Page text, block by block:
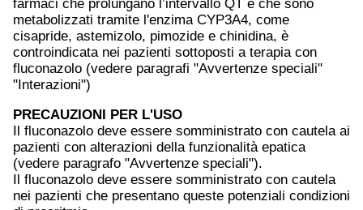
farmaci che prolungano l’intervallo QT e che sono
metabolizzati tramite l'enzima CYP3A4, come
cisapride, astemizolo, pimozide e chinidina, è
controindicata nei pazienti sottoposti a terapia con
fluconazolo (vedere paragrafi "Avvertenze speciali"
"Interazioni")
PRECAUZIONI PER L'USO
Il fluconazolo deve essere somministrato con cautela ai
pazienti con alterazioni della funzionalità epatica
(vedere paragrafo "Avvertenze speciali").
Il fluconazolo deve essere somministrato con cautela
nei pazienti che presentano queste potenziali condizioni